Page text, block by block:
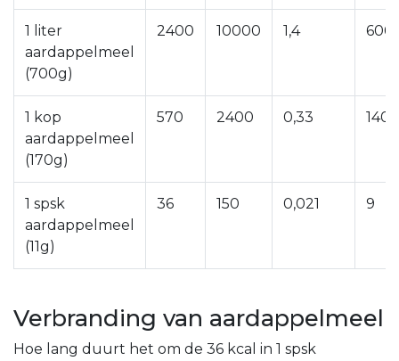
1 liter
aardappelmeel
(700g)
2400 10000 1,4 600
1 kop
aardappelmeel
(170g)
570 2400 0,33 140
1 spsk
aardappelmeel
(11g)
36 150 0,021 9
Verbranding van aardappelmeel
Hoe lang duurt het om de 36 kcal in 1 spsk